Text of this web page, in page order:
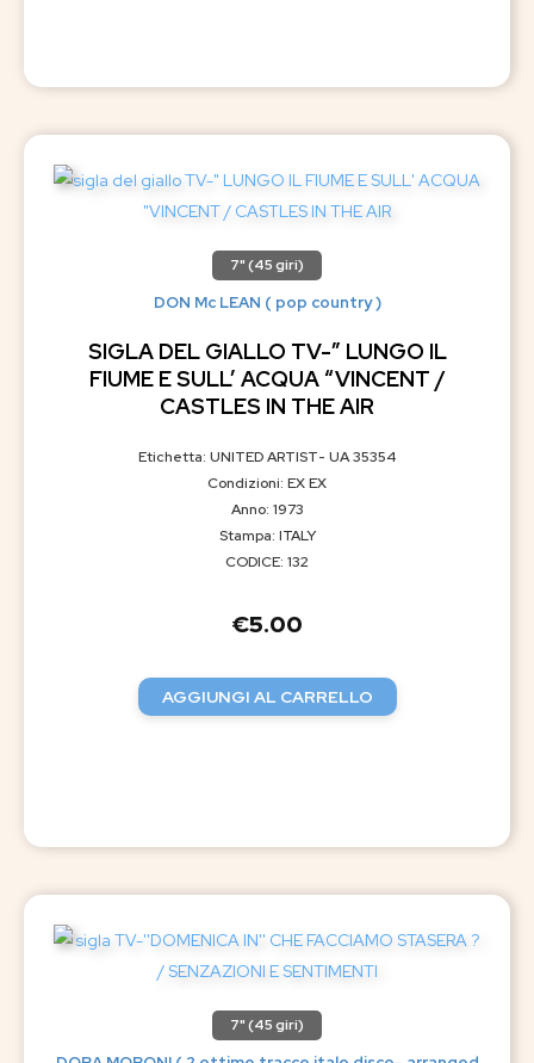
7" (45 giri)
DON Mc LEAN ( pop country )
SIGLA DEL GIALLO TV-” LUNGO IL
FIUME E SULL’ ACQUA “VINCENT /
CASTLES IN THE AIR
Etichetta: UNITED ARTIST- UA 35354
Condizioni: EX EX
Anno: 1973
Stampa: ITALY
CODICE: 132
€5.00
AGGIUNGI AL CARRELLO
7" (45 giri)